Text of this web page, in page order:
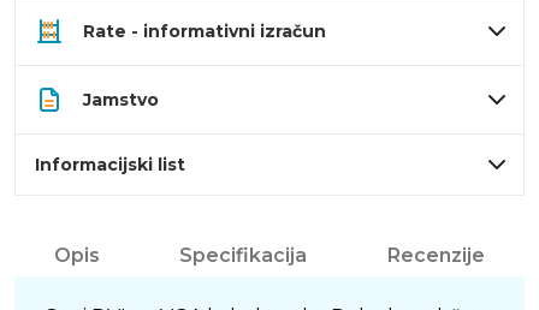
Rate - informativni izračun
Jamstvo
Informacijski list
Opis Specifikacija Recenzije